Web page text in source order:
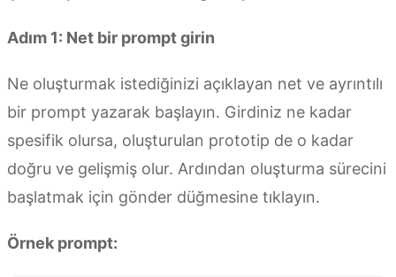
Adım 1: Net bir prompt girin
Ne oluşturmak istediğinizi açıklayan net ve ayrıntılı
bir prompt yazarak başlayın. Girdiniz ne kadar
spesifik olursa, oluşturulan prototip de o kadar
doğru ve gelişmiş olur. Ardından oluşturma sürecini
başlatmak için gönder düğmesine tıklayın.
Örnek prompt: